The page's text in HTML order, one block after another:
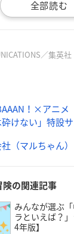
アは対象外とな
！
の奇妙な冒険
けない」
株式会社（マル
2024
／集英
！×アニメ
けない」特設
社（マルちゃん
険の関連記事
みんなが選ぶ
ラといえば？
4年版】